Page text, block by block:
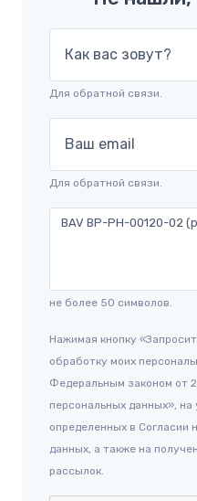
Как вас зовут?
Для обратной связи.
Ваш email
Для обратной связи.
не более 50 символов.
Нажимая кнопку
обработку моих
Федеральным законом от
персональных данных», на
определенных в Согласии
данных, а также на
рассылок.